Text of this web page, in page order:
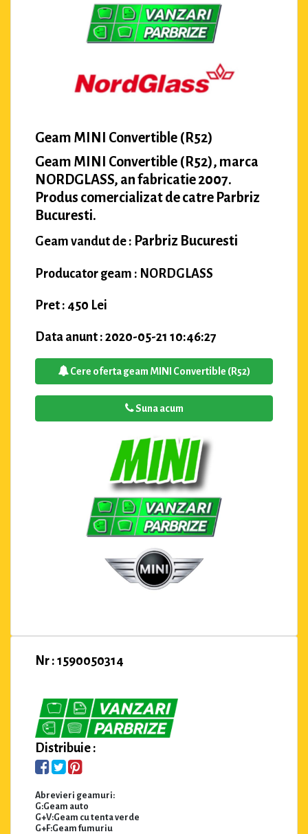
Geam MINI Convertible (R52)
Geam MINI Convertible (R52), marca
NORDGLASS, an fabricatie 2007.
Produs comercializat de catre Parbriz
Bucuresti.
Geam vandut de : Parbriz Bucuresti
Producator geam : NORDGLASS
Pret : 450 Lei
Data anunt : 2020-05-21 10:46:27
Cere oferta geam MINI Convertible (R52)
Suna acum
Nr : 1590050314
Distribuie :
Abrevieri geamuri:
G:Geam auto
G+V:Geam cu tenta verde
G+F:Geam fumuriu